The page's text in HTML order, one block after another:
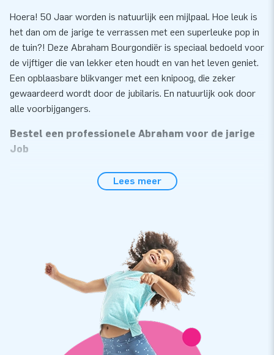
Hoera! 50 Jaar worden is natuurlijk een mijlpaal. Hoe leuk is
het dan om de jarige te verrassen met een superleuke pop in
de tuin?! Deze Abraham Bourgondiër is speciaal bedoeld voor
de vijftiger die van lekker eten houdt en van het leven geniet.
Een opblaasbare blikvanger met een knipoog, die zeker
gewaardeerd wordt door de jubilaris. En natuurlijk ook door
alle voorbijgangers.
Bestel een professionele Abraham voor de jarige
Job
Koop een opblaasbare Abraham pop bij JB Inflatables. Bij de
grootste springkussenfabrikant van Europa zijn professionele
opzetten. De opblaasbare Abraham poppen zijn erg
gebruiksvriendelijk en de jarige Job wordt hiermee extra in
het zonnetje gezet.
Een opblaasbare pop in thema kopen bij JB
JB Inflatables heeft een ruim assortiment aan blikvangers.
Heb jij ze al bekeken? Want dan heb je de vele opblaasbare
Lees meer